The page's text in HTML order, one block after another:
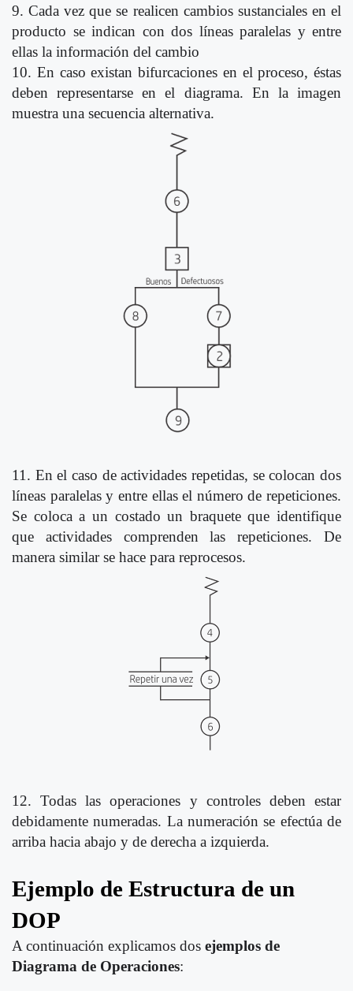
9. Cada vez que se realicen cambios sustanciales en el
producto se indican con dos líneas paralelas y entre
ellas la información del cambio
10. En caso existan bifurcaciones en el proceso, éstas
deben representarse en el diagrama. En la imagen
muestra una secuencia alternativa.
11. En el caso de actividades repetidas, se colocan dos
líneas paralelas y entre ellas el número de repeticiones.
Se coloca a un costado un braquete que identifique
que actividades comprenden las repeticiones. De
manera similar se hace para reprocesos.
12. Todas las operaciones y controles deben estar
debidamente numeradas. La numeración se efectúa de
arriba hacia abajo y de derecha a izquierda.
Ejemplo de Estructura de un
DOP
A continuación explicamos dos ejemplos de
Diagrama de Operaciones: